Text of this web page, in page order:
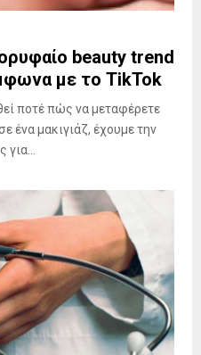
beauty trend
με το TikTok
ποτέ πώς να μεταφέρετε
ένα μακιγιάζ, έχουμε την
για...